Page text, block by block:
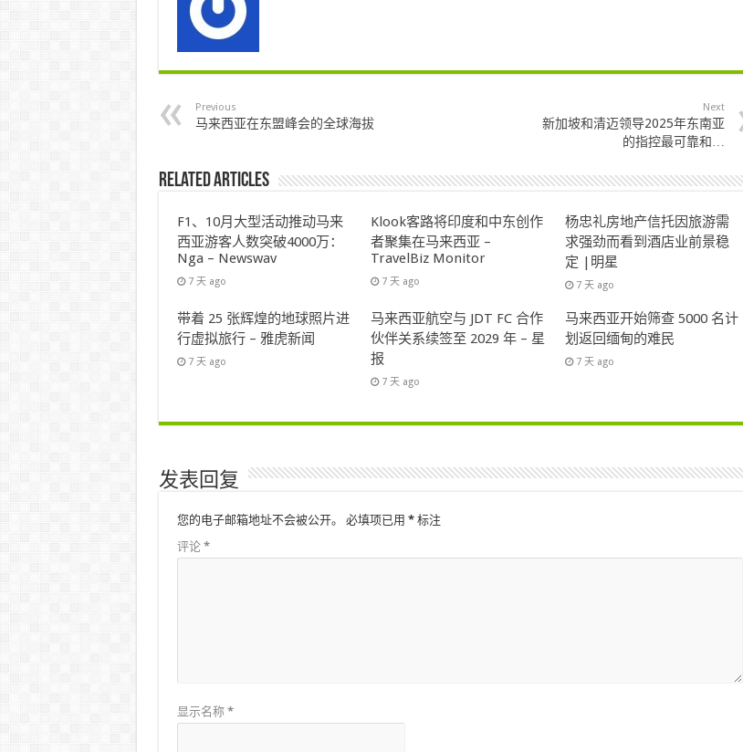
Previous
马来西亚在东盟峰会的全球海拔
Next
新加坡和清迈领导2025年东南亚
的指控最可靠和…
Related Articles
F1、10月大型活动推动马来
西亚游客人数突破4000万：
Nga – Newswav
7 天 ago
Klook客路将印度和中东创作
者聚集在马来西亚 –
TravelBiz Monitor
7 天 ago
杨忠礼房地产信托因旅游需
求强劲而看到酒店业前景稳
定 |明星
7 天 ago
带着 25 张辉煌的地球照片进
行虚拟旅行 – 雅虎新闻
7 天 ago
马来西亚航空与 JDT FC 合作
伙伴关系续签至 2029 年 – 星
报
7 天 ago
马来西亚开始筛查 5000 名计
划返回缅甸的难民
7 天 ago
发表回复
您的电子邮箱地址不会被公开。 必填项已用 *标注
评论 *
显示名称 *